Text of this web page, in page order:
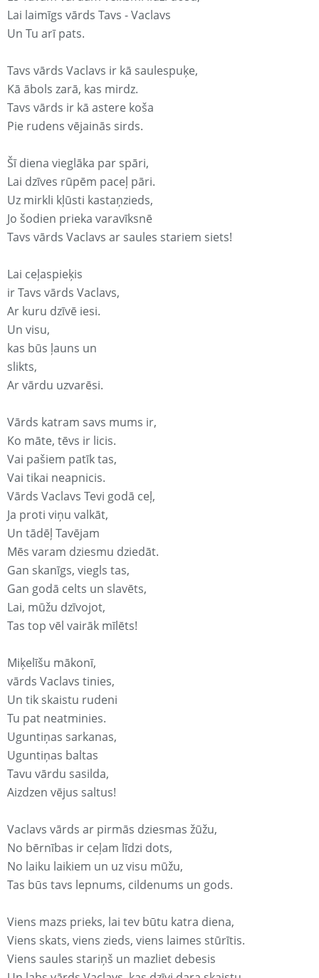
Lai laimīgs vārds Tavs - Vaclavs
Un Tu arī pats.
Tavs vārds Vaclavs ir kā saulespuķe,
Kā ābols zarā, kas mirdz.
Tavs vārds ir kā astere koša
Pie rudens vējainās sirds.
Šī diena vieglāka par spāri,
Lai dzīves rūpēm paceļ pāri.
Uz mirkli kļūsti kastaņzieds,
Jo šodien prieka varavīksnē
Tavs vārds Vaclavs ar saules stariem siets!
Lai ceļaspieķis
ir Tavs vārds Vaclavs,
Ar kuru dzīvē iesi.
Un visu,
kas būs ļauns un
slikts,
Ar vārdu uzvarēsi.
Vārds katram savs mums ir,
Ko māte, tēvs ir licis.
Vai pašiem patīk tas,
Vai tikai neapnicis.
Vārds Vaclavs Tevi godā ceļ,
Ja proti viņu valkāt,
Un tādēļ Tavējam
Mēs varam dziesmu dziedāt.
Gan skanīgs, viegls tas,
Gan godā celts un slavēts,
Lai, mūžu dzīvojot,
Tas top vēl vairāk mīlēts!
Miķelīšu mākonī,
vārds Vaclavs tinies,
Un tik skaistu rudeni
Tu pat neatminies.
Uguntiņas sarkanas,
Uguntiņas baltas
Tavu vārdu sasilda,
Aizdzen vējus saltus!
Vaclavs vārds ar pirmās dziesmas žūžu,
No bērnības ir ceļam līdzi dots,
No laiku laikiem un uz visu mūžu,
Tas būs tavs lepnums, cildenums un gods.
Viens mazs prieks, lai tev būtu katra diena,
Viens skats, viens zieds, viens laimes stūrītis.
Viens saules stariņš un mazliet debesis